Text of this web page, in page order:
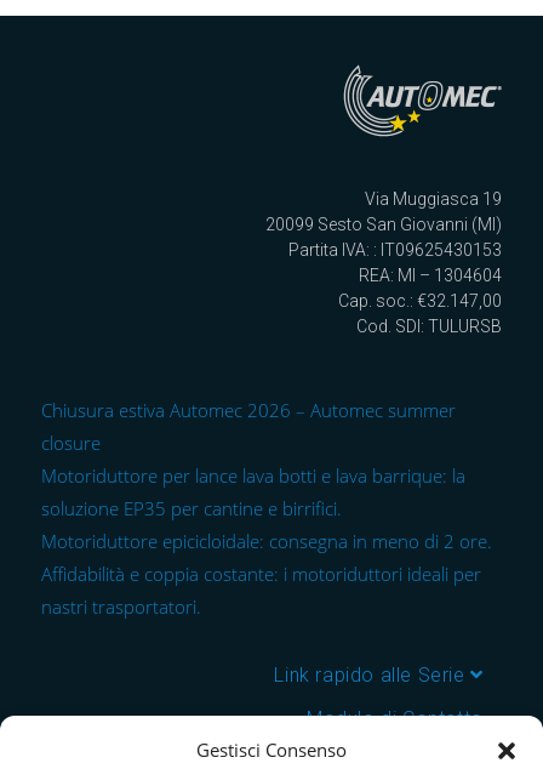
Gestisci Consenso
Via Muggiasca 19
20099 Sesto San Giovanni (MI)
Partita IVA: : IT09625430153
REA: MI – 1304604
Cap. soc.: €32.147,00
Cod. SDI: TULURSB
Chiusura estiva Automec 2026 – Automec summer
closure
Motoriduttore per lance lava botti e lava barrique: la
soluzione EP35 per cantine e birrifici.
Motoriduttore epicicloidale: consegna in meno di 2 ore.
Affidabilità e coppia costante: i motoriduttori ideali per
nastri trasportatori.
Link rapido alle Serie
Modulo di Contatto